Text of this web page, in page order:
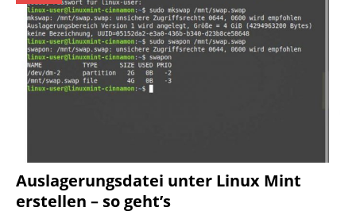
Auslagerungsdatei unter Linux Mint
erstellen – so geht’s